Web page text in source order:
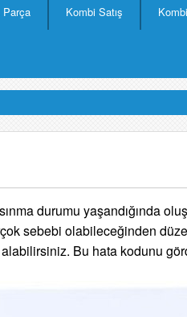
Parça Kombi Satış
durumu yaşandığında
sebebi olabileceğinden
alabilirsiniz. Bu hata kodunu